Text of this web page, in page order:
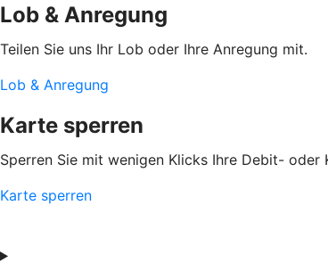
Lob & Anregung
Teilen Sie uns Ihr Lob oder Ihre Anregung mit.
Lob & Anregung
Karte sperren
Sperren Sie mit wenigen Klicks Ihre Debit- oder
Karte sperren